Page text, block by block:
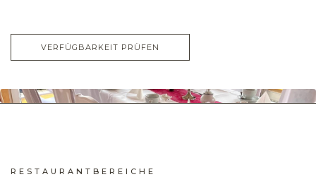
VERFÜGBARKEIT PRÜFEN
RESTAURANTBEREICHE